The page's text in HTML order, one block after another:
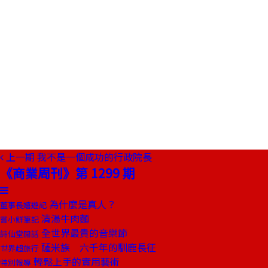
上一期 我不是一個成功的行政院長
《商業周刊》第 1299 期
董事長嬉遊記 為什麼是真人？
嘗小鮮筆記 清湯牛肉麵
詩仙堂閒話 全世界最貴的音樂節
世界超旅行 薩米族 六千年的馴鹿長征
特別報導 輕鬆上手的實用藝術